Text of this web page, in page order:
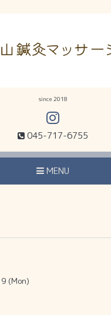
since 2018
045-717-6755
MENU
(Mon)